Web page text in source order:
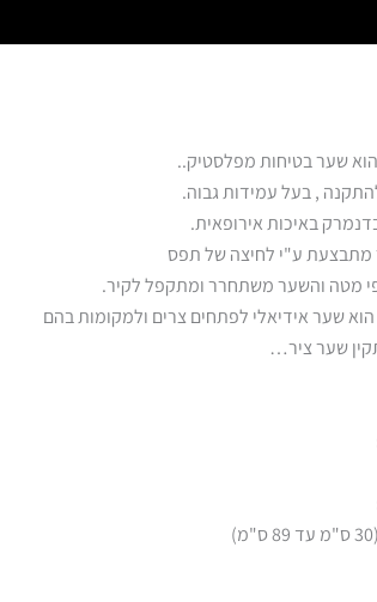
שער בטיחות מפלסטיק..
, בעל עמידות גבוה.
באיכות אירופאית.
ע"י לחיצה של תפס
מטה והשער משתחרר ומתקפל לקיר.
שער אידיאלי לפתחים צרים ולמקומות בהם
שער ציר…